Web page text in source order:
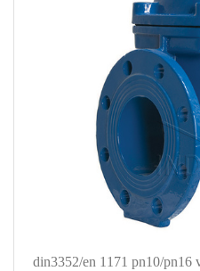
din3352/en 1171 pn10/pn16